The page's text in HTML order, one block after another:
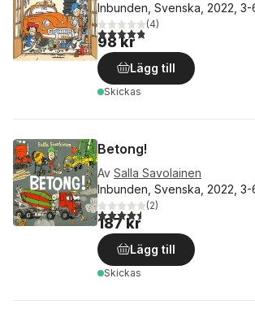
Inbunden, Svenska, 2022, 3-
4,8utav 5 stjärnor. Totalt antal
(4)
98 kr
Lägg till
Skickas
Betong!
Av Salla Savolainen
Inbunden, Svenska, 2022, 3-
4,5utav 5 stjärnor. Totalt antal
(2)
187 kr
Lägg till
Skickas